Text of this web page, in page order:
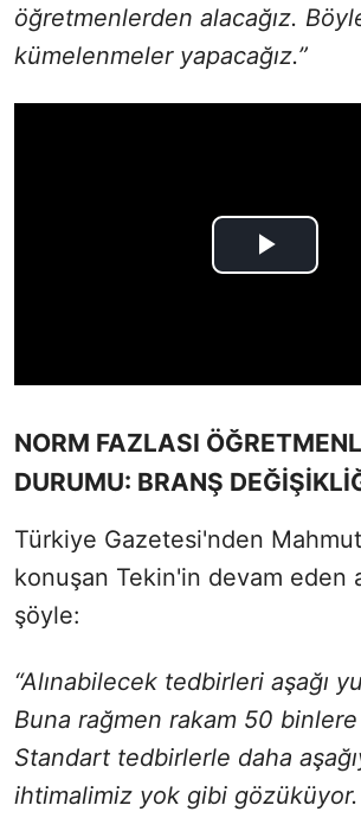
öğretmenlerden alacağız.
kümelenmeler yapacağız.”
NORM FAZLASI
DURUMU: BRANŞ
Türkiye Gazetesi'nden
konuşan Tekin'in devam eden
şöyle:
“Alınabilecek tedbirleri aşağı
Buna rağmen rakam 50
Standart tedbirlerle daha
ihtimalimiz yok gibi gözüküyor.